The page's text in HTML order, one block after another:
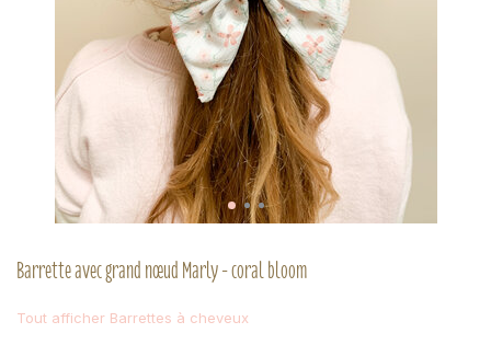
Barrette avec grand nœud Marly - coral bloom
Tout afficher Barrettes à cheveux